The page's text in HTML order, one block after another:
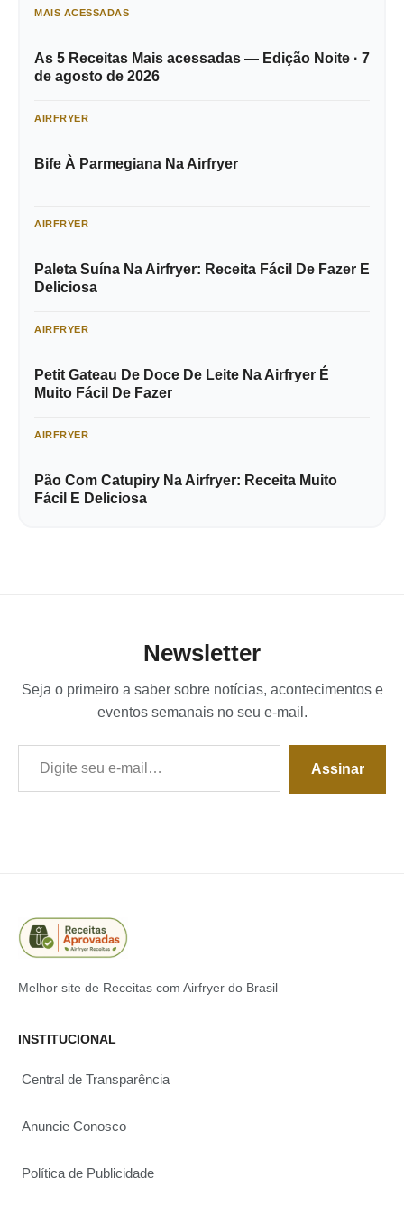
MAIS ACESSADAS
As 5 Receitas Mais acessadas — Edição Noite · 7
de agosto de 2026
AIRFRYER
Bife À Parmegiana Na Airfryer
AIRFRYER
Paleta Suína Na Airfryer: Receita Fácil De Fazer E
Deliciosa
AIRFRYER
Petit Gateau De Doce De Leite Na Airfryer É
Muito Fácil De Fazer
AIRFRYER
Pão Com Catupiry Na Airfryer: Receita Muito
Fácil E Deliciosa
Newsletter
Seja o primeiro a saber sobre notícias, acontecimentos e
eventos semanais no seu e-mail.
Digite seu e-mail…
Assinar
Melhor site de Receitas com Airfryer do Brasil
INSTITUCIONAL
Central de Transparência
Anuncie Conosco
Política de Publicidade